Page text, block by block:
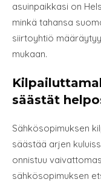
asuinpaikkasi on
minkä tahansa
siirtoyhtiö
mukaan.
säästät
Sähkösopimuksen
säästää arjen
onnistuu
sähkösopimuksen